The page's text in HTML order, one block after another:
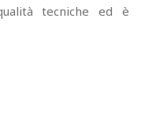
tecniche ed è